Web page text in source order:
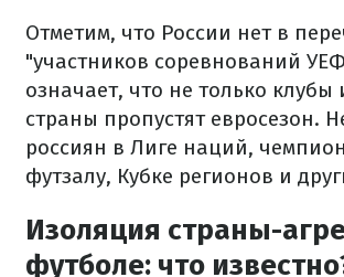
Отметим, что России нет в
"участников соревнований
означает, что не только клубы
страны пропустят евросезон.
россиян в Лиге наций,
футзалу, Кубке регионов и
Изоляция страны-
футболе: что